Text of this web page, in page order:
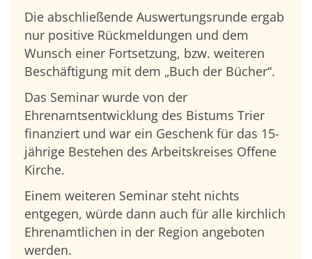
Die abschließende Auswertungsrunde ergab
nur positive Rückmeldungen und dem
Wunsch einer Fortsetzung, bzw. weiteren
Beschäftigung mit dem „Buch der Bücher“.
Das Seminar wurde von der
Ehrenamtsentwicklung des Bistums Trier
finanziert und war ein Geschenk für das 15-
jährige Bestehen des Arbeitskreises Offene
Kirche.
Einem weiteren Seminar steht nichts
entgegen, würde dann auch für alle kirchlich
Ehrenamtlichen in der Region angeboten
werden.